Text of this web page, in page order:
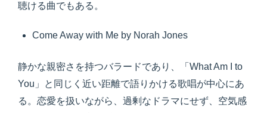
聴ける曲でもある。
Come Away with Me by Norah Jones
静かな親密さを持つバラードであり、「What Am I to
You」と同じく近い距離で語りかける歌唱が中心にあ
る。恋愛を扱いながら、過剰なドラマにせず、空気感